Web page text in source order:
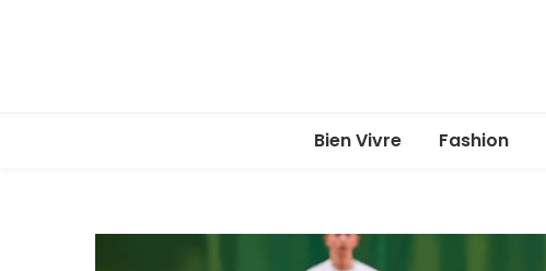
Bien Vivre Fashion